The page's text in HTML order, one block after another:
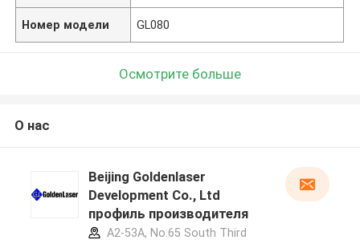
Номер модели GL080
Осмотрите больше
О нас
Beijing Goldenlaser
Development Co., Ltd
профиль производителя
A2-53A, No.65 South Third